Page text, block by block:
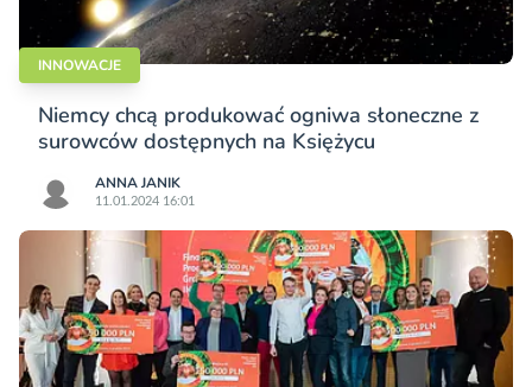
INNOWACJE
Niemcy chcą produkować ogniwa słoneczne z
surowców dostępnych na Księżycu
ANNA JANIK
11.01.2024 16:01